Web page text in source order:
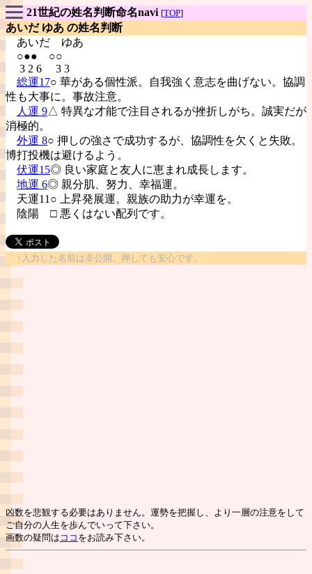
21世紀の姓名判断命名navi [TOP]
あいだ ゆあ の姓名判断
あいだ ゆあ
○●● ○○
3 2 6 3 3
総運17○ 華がある個性派。自我強く意志を曲げない。協調
性も大事に。事故注意。
人運 9△ 特異な才能で注目されるが挫折しがち。誠実だが
消極的。
外運 8○ 押しの強さで成功するが、協調性を欠くと失敗。
博打投機は避けるよう。
伏運15◎ 良い家庭と友人に恵まれ成長します。
地運 6◎ 親分肌、努力、幸福運。
天運11○ 上昇発展運。親族の助力が幸運を。
陰陽 □ 悪くはない配列です。
↑入力した名前は非公開。押しても安心です。
凶数を悲観する必要はありません。運勢を把握し、より一層の注意をして
ご自分の人生を歩んでいって下さい。
画数の疑問は ココ をお読み下さい。